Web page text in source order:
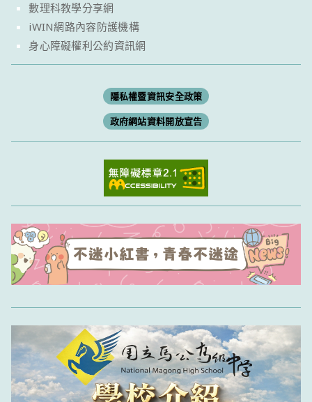
數理科教學分享網
iWIN網路內容防護機構
身心障礙權利公約資訊網
隱私權暨資訊安全政策
政府網站資料開放宣告